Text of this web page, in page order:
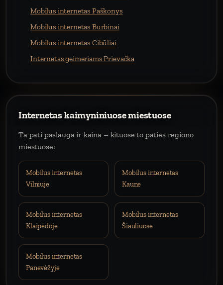
Mobilus internetas Paškonys
Mobilus internetas Burbinai
Mobilus internetas Cibūliai
Internetas geimeriams Prievačka
Internetas kaimyniniuose miestuose
Ta pati paslauga ir kaina – kituose to paties regiono
miestuose:
Mobilus internetas
Vilniuje
Mobilus internetas
Kaune
Mobilus internetas
Klaipėdoje
Mobilus internetas
Šiauliuose
Mobilus internetas
Panevėžyje